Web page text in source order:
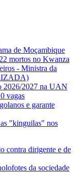
de Moçambique
mortos no Kwanza
- Ministra da
2026/2027 na UAN
vagas
e garante
"kinguilas" nos
contra dirigente e de
da sociedade